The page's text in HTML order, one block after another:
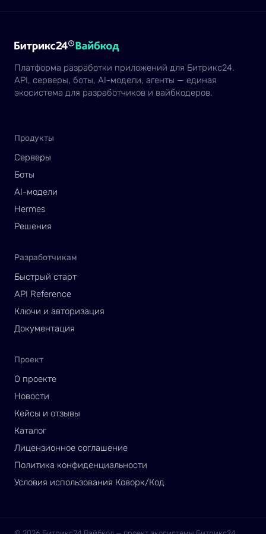
Платформа разработки приложений для Битрикс24.
API, серверы, боты, AI-модели, агенты — единая
экосистема для разработчиков и вайбкодеров.
Продукты
Серверы
Боты
AI-модели
Hermes
Решения
Разработчикам
Быстрый старт
API Reference
Ключи и авторизация
Документация
Проект
О проекте
Новости
Кейсы и отзывы
Каталог
Лицензионное соглашение
Политика конфиденциальности
Условия использования Коворк/Код